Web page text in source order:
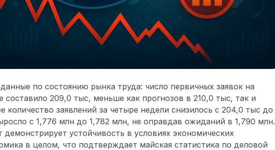
по состоянию рынка труда: число первичных заявок на
составило 209,0 тыс, меньше как прогнозов в 210,0 тыс, так и
количество заявлений за четыре недели снизилось с 204,0 тыс до
с 1,776 млн до 1,782 млн, не оправдав ожиданий в 1,790 млн.
демонстрирует устойчивость в условиях экономических
в целом, что подтверждает майская статистика по деловой